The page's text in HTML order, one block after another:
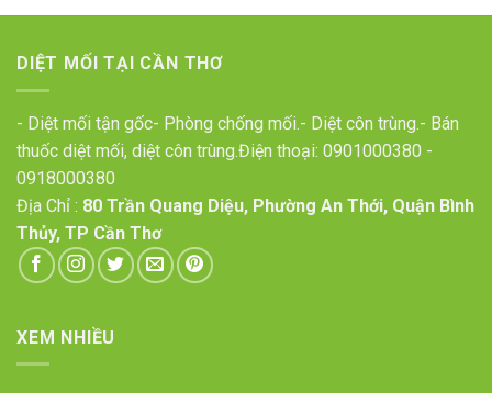
DIỆT MỐI TẠI CẦN THƠ
- Diệt mối tận gốc- Phòng chống mối.- Diệt côn trùng.- Bán
thuốc diệt mối, diệt côn trùng.Điện thoại: 0901000380 -
0918000380
Địa Chỉ : 80 Trần Quang Diệu, Phường An Thới, Quận Bình
Thủy, TP Cần Thơ
XEM NHIỀU